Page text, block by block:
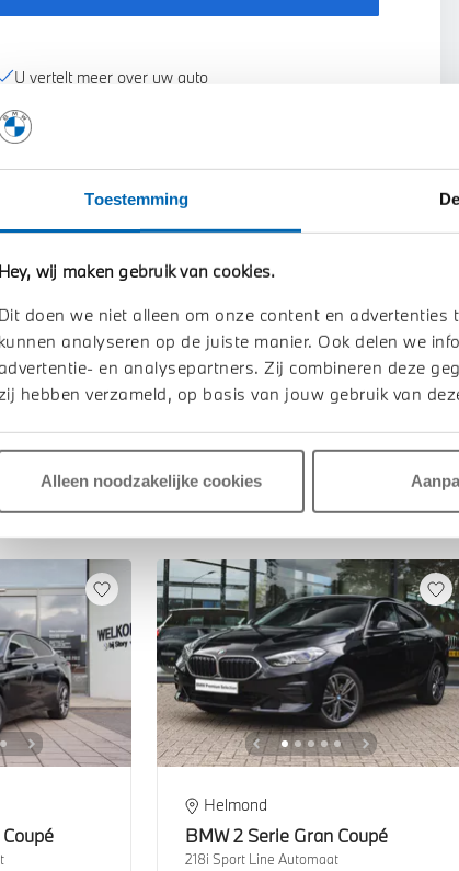
Toestemming
Hey, wij maken gebruik van cookies.
Dit doen we niet alleen om onze content en
kunnen analyseren op de juiste manier. Ook delen we
advertentie- en analysepartners. Zij combineren deze
hebben verzameld, op basis van jouw gebruik van
Alleen noodzakelijke cookies
U vertelt meer over uw auto
Helmond
BMW 2 Serie Gran Coupé
218i Sport Line Automaat